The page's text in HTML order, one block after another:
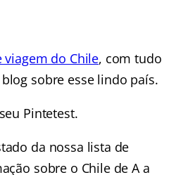
viagem do Chile, com tudo
sobre esse lindo país.
Pintetest.
da nossa lista de
sobre o Chile de A a